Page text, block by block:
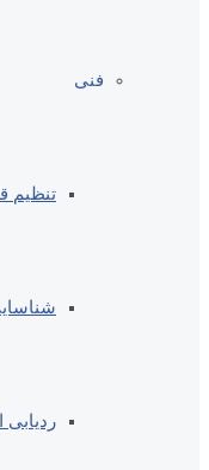
فنی
تنظیم
ردیابی